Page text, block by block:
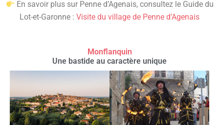
En savoir plus sur Penne d’Agenais, consultez le Guide du
Lot-et-Garonne : Visite du village de Penne d’Agenais
Monflanquin
Une bastide au caractère unique